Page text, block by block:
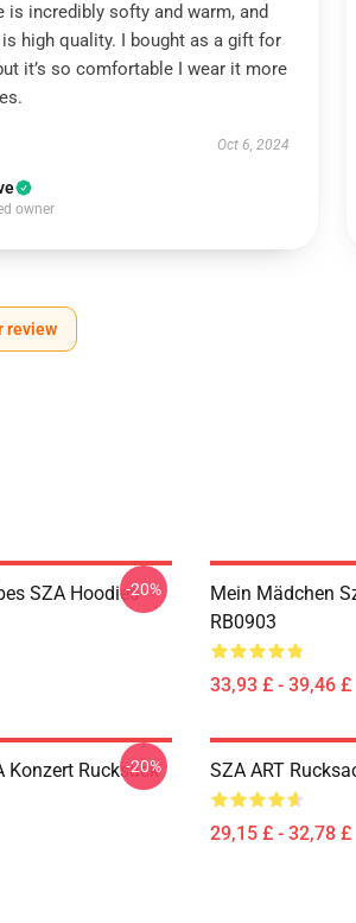
is incredibly softy and warm, and
high quality. I bought as a gift for
it’s so comfortable I wear it more
Oct 6, 2024
owner
review
SZA Hoodies-20%
Mein Mädchen
RB0903
33,93 £ - 39,46 £
Konzert Rucksack
-20% SZA ART
29,15 £ - 32,78 £